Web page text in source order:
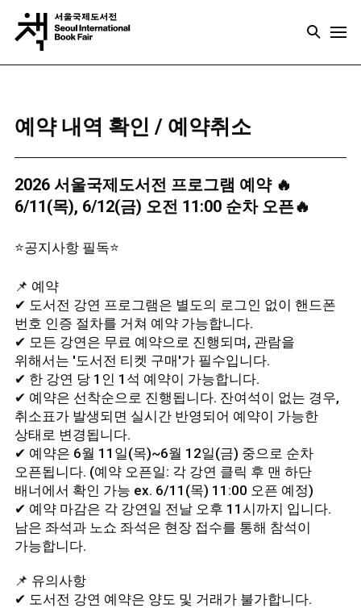
예약 내역 확인 / 예약취소
2026 서울국제도서전 프로그램 예약 🔥
6/11(목), 6/12(금) 오전 11:00 순차 오픈🔥
⭐공지사항 필독⭐
📌 예약
✔ 도서전 강연 프로그램은 별도의 로그인 없이 핸드폰
번호 인증 절차를 거쳐 예약 가능합니다.
✔ 모든 강연은 무료 예약으로 진행되며, 관람을
위해서는 '도서전 티켓 구매'가 필수입니다.
✔ 한 강연 당 1인 1석 예약이 가능합니다.
✔ 예약은 선착순으로 진행됩니다. 잔여석이 없는 경우,
취소표가 발생되면 실시간 반영되어 예약이 가능한
상태로 변경됩니다.
✔ 예약은 6월 11일(목)~6월 12일(금) 중으로 순차
오픈됩니다. (예약 오픈일: 각 강연 클릭 후 맨 하단
배너에서 확인 가능 ex. 6/11(목) 11:00 오픈 예정)
✔ 예약 마감은 각 강연일 전날 오후 11시까지 입니다.
남은 좌석과 노쇼 좌석은 현장 접수를 통해 참석이
가능합니다.
📌 유의사항
✔ 도서전 강연 예약은 양도 및 거래가 불가합니다.